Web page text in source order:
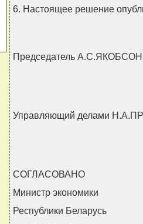
6. Настоящее решение
Председатель А.С.ЯКОБСОН
Управляющий делами
СОГЛАСОВАНО
Министр экономики
Республики Беларусь